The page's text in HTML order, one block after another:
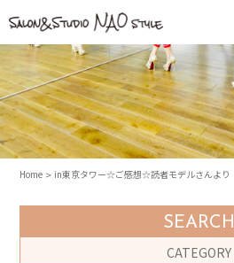
Home in東京タワー☆ご感想☆読者モデルさんより
SEARCH
CATEGORY